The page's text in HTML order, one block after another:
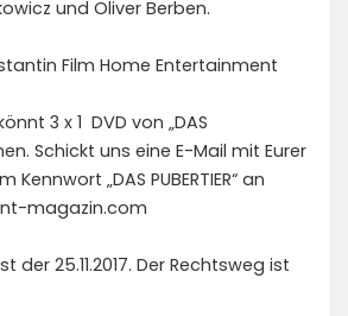
und Oliver Berben.
Film Home Entertainment
3 x 1 DVD von „DAS
Schickt uns eine E-Mail mit Eurer
„DAS PUBERTIER“ an
magazin.com
der 25.11.2017. Der Rechtsweg ist